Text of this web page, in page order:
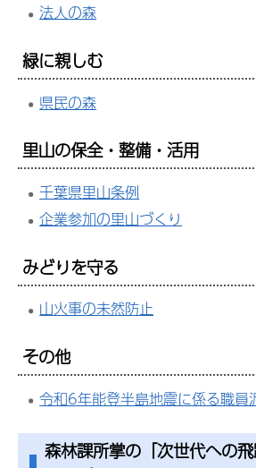
法人の森
緑に親しむ
県民の森
里山の保全・整備・活用
千葉県里山条例
企業参加の里山づくり
みどりを守る
山火事の未然防止
その他
令和6年能登半島地震に係る職員
森林課所掌の「次世代への